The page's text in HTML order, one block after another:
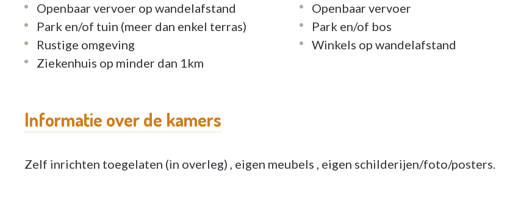
Openbaar vervoer op wandelafstand
Park en/of tuin (meer dan enkel terras)
Rustige omgeving
Ziekenhuis op minder dan 1km
Openbaar vervoer
Park en/of bos
Winkels op wandelafstand
Informatie over de kamers
Zelf inrichten toegelaten (in overleg) , eigen meubels , eigen schilderijen/foto/posters.